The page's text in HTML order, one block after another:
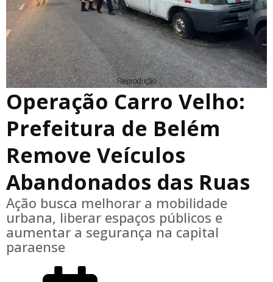
Reprodução
Operação Carro Velho:
Prefeitura de Belém
Remove Veículos
Abandonados das Ruas
Ação busca melhorar a mobilidade
urbana, liberar espaços públicos e
aumentar a segurança na capital
paraense